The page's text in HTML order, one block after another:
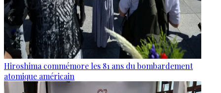
Hiroshima commémore les 81 ans du bombardement
atomique américain